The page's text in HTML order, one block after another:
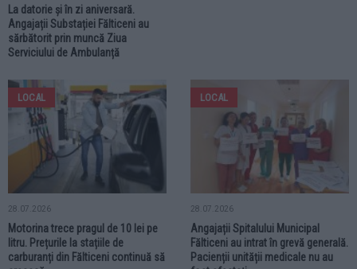
La datorie și în zi aniversară.
Angajații Substației Fălticeni au
sărbătorit prin muncă Ziua
Serviciului de Ambulanță
LOCAL
28.07.2026
Motorina trece pragul de 10 lei pe
litru. Prețurile la stațiile de
carburanți din Fălticeni continuă să
LOCAL
28.07.2026
Angajații Spitalului Municipal
Fălticeni au intrat în grevă generală.
Pacienții unității medicale nu au